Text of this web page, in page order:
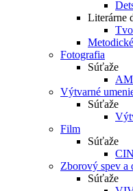
Literárne
Fotografia
Súťaže
Výtvarné
Súťaže
Film
Súťaže
Zborový spev a
Súťaže